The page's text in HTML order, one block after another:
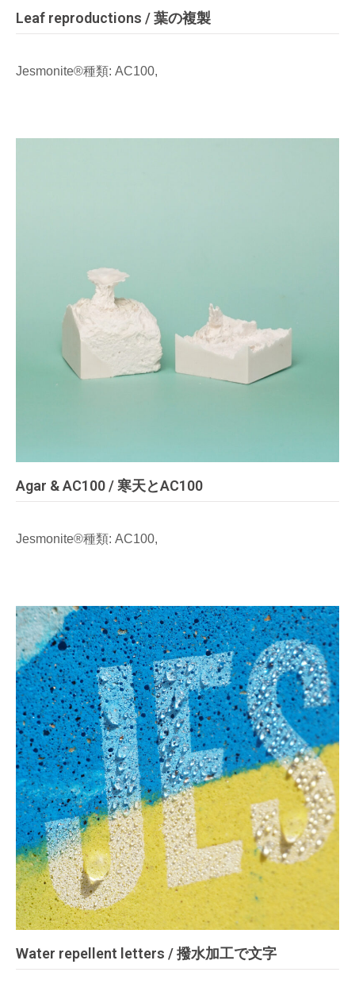
Leaf reproductions / 葉の複製
Jesmonite®種類: AC100,
Agar & AC100 / 寒天とAC100
Jesmonite®種類: AC100,
Water repellent letters / 撥水加工で文字